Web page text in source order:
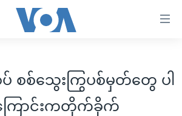
စစ်သွေးကြွပစ်မှတ်တွေ ပါ
ြောင်းကတိုက်ခိုက်